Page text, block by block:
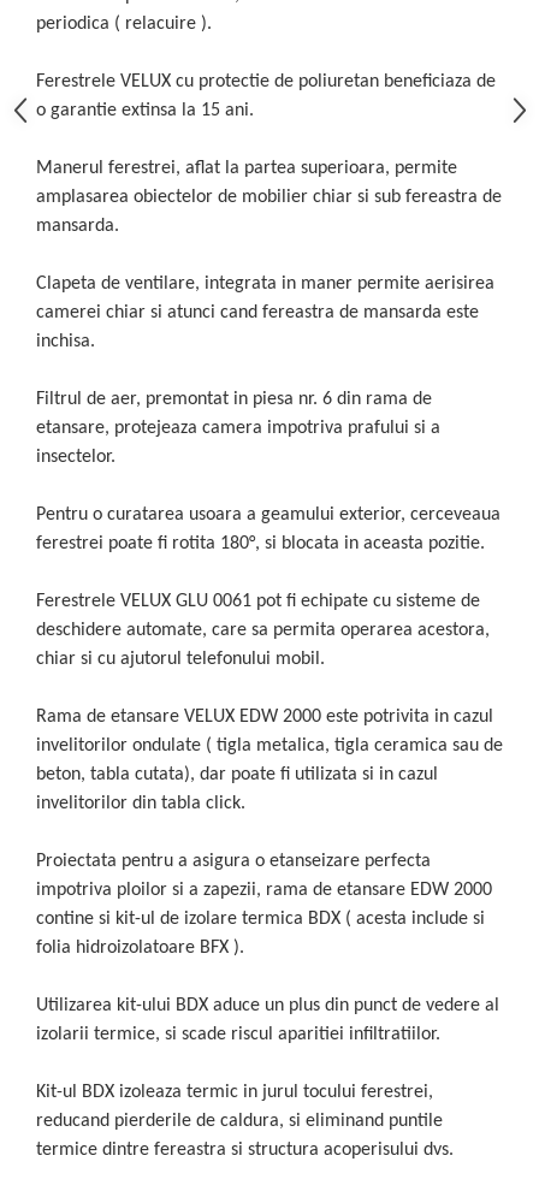
periodica ( relacuire ).
Ferestrele VELUX cu protectie de poliuretan beneficiaza de
o garantie extinsa la 15 ani.
Manerul ferestrei, aflat la partea superioara, permite
amplasarea obiectelor de mobilier chiar si sub fereastra de
mansarda.
Clapeta de ventilare, integrata in maner permite aerisirea
camerei chiar si atunci cand fereastra de mansarda este
inchisa.
Filtrul de aer, premontat in piesa nr. 6 din rama de
etansare, protejeaza camera impotriva prafului si a
insectelor.
Pentru o curatarea usoara a geamului exterior, cerceveaua
ferestrei poate fi rotita 180°, si blocata in aceasta pozitie.
Ferestrele VELUX GLU 0061 pot fi echipate cu sisteme de
deschidere automate, care sa permita operarea acestora,
chiar si cu ajutorul telefonului mobil.
Rama de etansare VELUX EDW 2000 este potrivita in cazul
invelitorilor ondulate ( tigla metalica, tigla ceramica sau de
beton, tabla cutata), dar poate fi utilizata si in cazul
invelitorilor din tabla click.
Proiectata pentru a asigura o etanseizare perfecta
impotriva ploilor si a zapezii, rama de etansare EDW 2000
contine si kit-ul de izolare termica BDX ( acesta include si
folia hidroizolatoare BFX ).
Utilizarea kit-ului BDX aduce un plus din punct de vedere al
izolarii termice, si scade riscul aparitiei infiltratiilor.
Kit-ul BDX izoleaza termic in jurul tocului ferestrei,
reducand pierderile de caldura, si eliminand puntile
termice dintre fereastra si structura acoperisului dvs.